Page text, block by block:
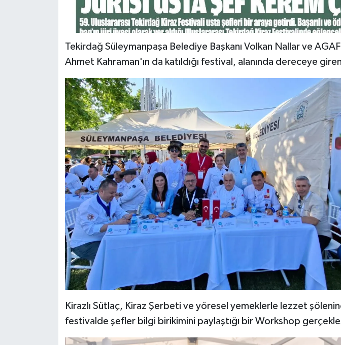
Tekirdağ Süleymanpaşa Belediye Başkanı Volkan Nallar ve
Ahmet Kahraman'ın da katıldığı festival, alanında dereceye
Kirazlı Sütlaç, Kiraz Şerbeti ve yöresel yemeklerle lezzet
festivalde şefler bilgi birikimini paylaştığı bir Workshop